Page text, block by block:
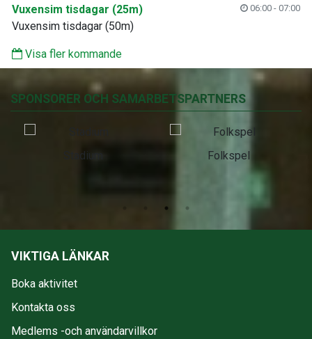
Vuxensim tisdagar (25m)
06:00 - 07:00
Vuxensim tisdagar (50m)
Visa fler kommande
SPONSORER OCH SAMARBETSPARTNERS
Stadium Folkspel
VIKTIGA LÄNKAR
Boka aktivitet
Kontakta oss
Medlems -och användarvillkor